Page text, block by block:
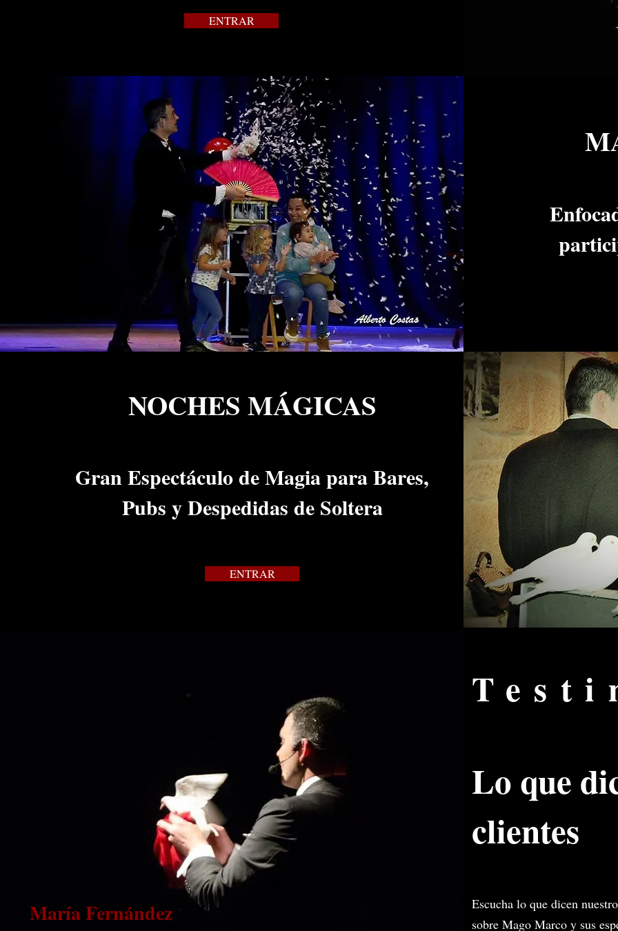
ENTRAR
NOCHES MÁGICAS
Gran Espectáculo de Magia para Bares,
Pubs y Despedidas de Soltera
ENTRAR
María Fernández
Lo que
clientes
Escucha lo que dicen
sobre Mago Marco y sus